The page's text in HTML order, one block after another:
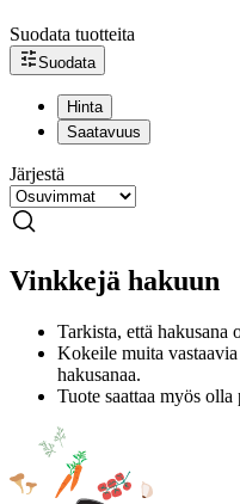
Suodata tuotteita
Suodata
Hinta
Saatavuus
Järjestä
Vinkkejä hakuun
Tarkista, että
Kokeile muita
hakusanaa.
Tuote saattaa myös